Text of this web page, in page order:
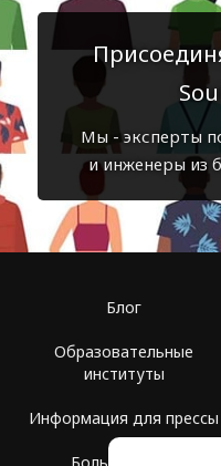
Мы - эксперты
и инженеры из
Блог
Образовательные
институты
Информация для прессы